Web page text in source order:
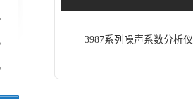
3987系列噪声系数分析仪